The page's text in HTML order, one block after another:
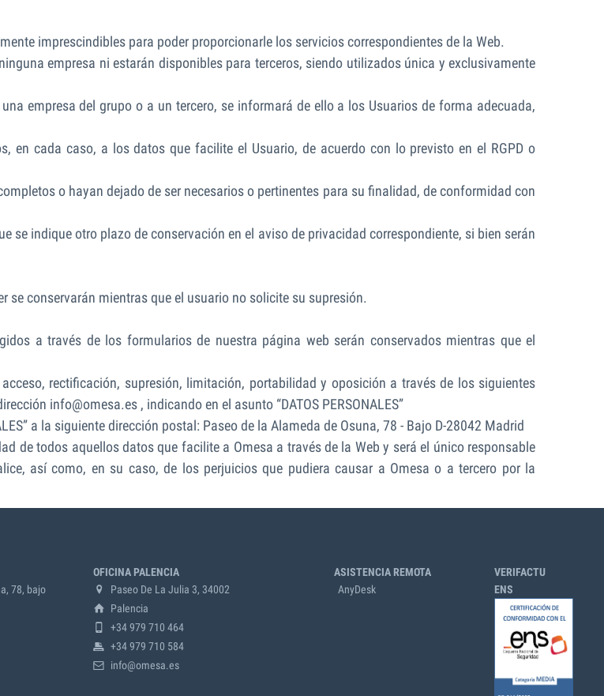
imprescindibles para poder proporcionarle los servicios correspondientes de la Web.
empresa ni estarán disponibles para terceros, siendo utilizados única y exclusivamente
empresa del grupo o a un tercero, se informará de ello a los Usuarios de forma adecuada,
en cada caso, a los datos que facilite el Usuario, de acuerdo con lo previsto en el RGPD o
o hayan dejado de ser necesarios o pertinentes para su finalidad, de conformidad con
se indique otro plazo de conservación en el aviso de privacidad correspondiente, si bien serán
se conservarán mientras que el usuario no solicite su supresión.
a través de los formularios de nuestra página web serán conservados mientras que el
rectificación, supresión, limitación, portabilidad y oposición a través de los siguientes
info@omesa.es , indicando en el asunto “DATOS PERSONALES”
a la siguiente dirección postal: Paseo de la Alameda de Osuna, 78 - Bajo D-28042 Madrid
de todos aquellos datos que facilite a Omesa a través de la Web y será el único responsable
así como, en su caso, de los perjuicios que pudiera causar a Omesa o a tercero por la
78, bajo
OFICINA PALENCIA
Paseo De La Julia 3, 34002
Palencia
+34 979 710 464
+34 979 710 584
info@omesa.es
ASISTENCIA REMOTA
AnyDesk
VERIFACTU
ENS